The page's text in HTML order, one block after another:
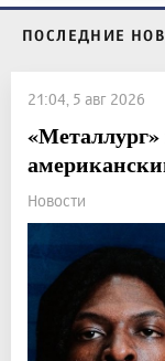
ПОСЛЕДНИЕ
21:04, 5 авг 2026
Новости